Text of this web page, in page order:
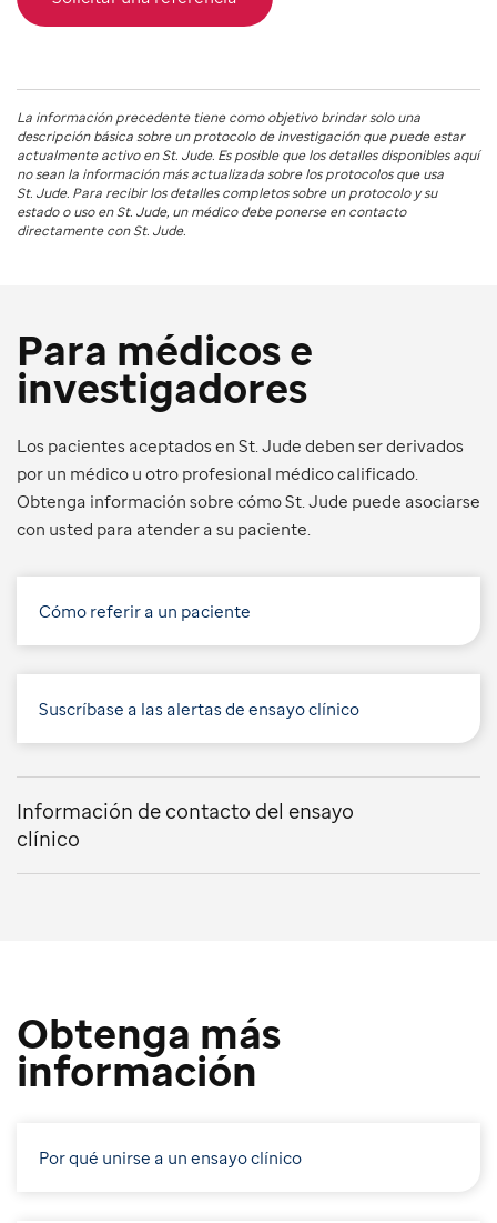
La información precedente tiene como objetivo brindar solo una
descripción básica sobre un protocolo de investigación que puede estar
actualmente activo enSt. Jude. Es posible que los detalles disponibles aquí
no sean la información más actualizada sobre los protocolos que usa
St. Jude. Para recibir los detalles completos sobre un protocolo y su
estado o uso enSt. Jude, un médico debe ponerse en contacto
directamente con St. Jude.
Para médicos e
investigadores
Los pacientes aceptados en St. Jude deben ser derivados
por un médico u otro profesional médico calificado.
Obtenga información sobre cómo St. Jude puede asociarse
con usted para atender a su paciente.
Cómo referir a un paciente
Suscríbase a las alertas de ensayo clínico
Información de contacto del ensayo
clínico
Obtenga más
información
Por qué unirse a un ensayo clínico